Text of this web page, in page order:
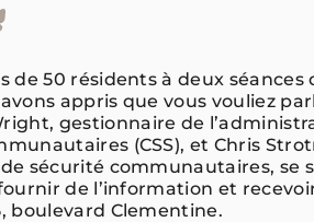
de 50 résidents à deux séances
appris que vous vouliez
gestionnaire de
(CSS), et Chris
sécurité communautaires, se
de l’information et
boulevard Clementine.